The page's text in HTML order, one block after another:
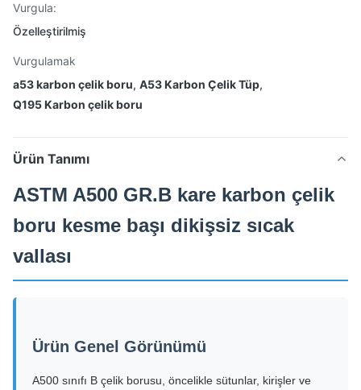
Vurgula:
Özelleştirilmiş
Vurgulamak
a53 karbon çelik boru, A53 Karbon Çelik Tüp,
Q195 Karbon çelik boru
Ürün Tanımı
ASTM A500 GR.B kare karbon çelik
boru kesme başı dikişsiz sıcak
vallası
Ürün Genel Görünümü
A500 sınıfı B çelik borusu, öncelikle sütunlar, kirişler ve